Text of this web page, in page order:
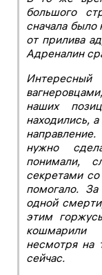
большого
сначала
от прилива
Адреналин
наших
находились,
нужно
понимали,
секретами
помогало.
одной
этим
кошмарили
несмотря на
сейчас.